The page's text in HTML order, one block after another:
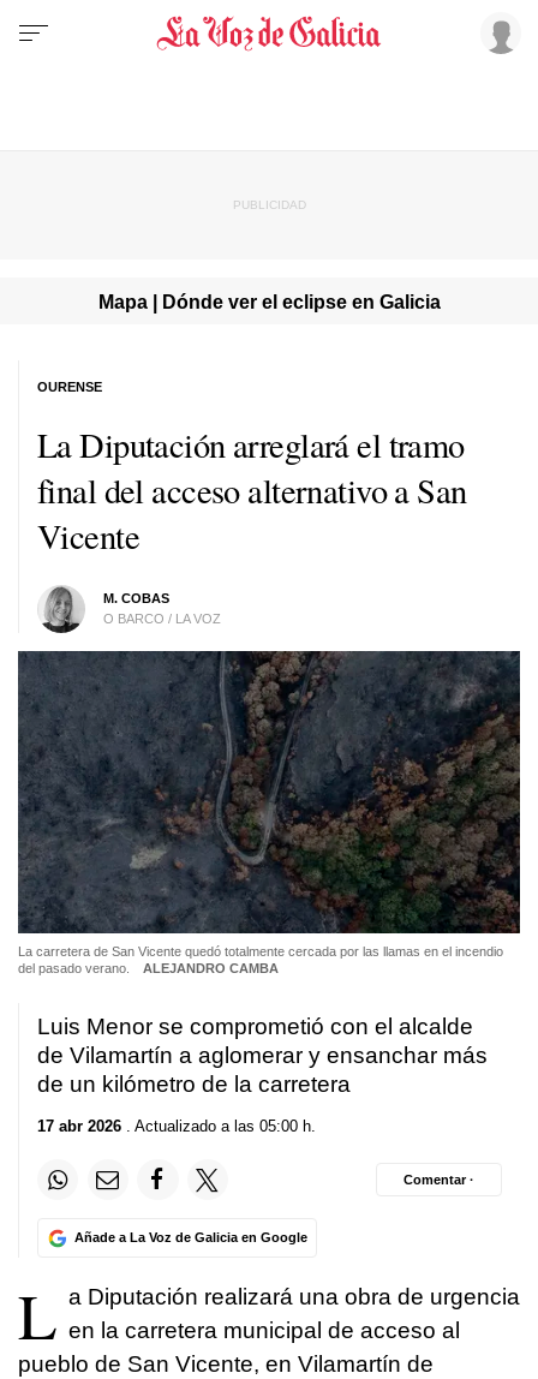
Mapa | Dónde ver el eclipse en Galicia
La Diputación arreglará el tramo
final del acceso alternativo a San
Vicente
M. COBAS
O BARCO / LA VOZ
OURENSE
La carretera de San Vicente quedó totalmente cercada por las llamas en el incendio
del pasado verano.
ALEJANDRO CAMBA
Luis Menor se comprometió con el alcalde
de Vilamartín a aglomerar y ensanchar más
de un kilómetro de la carretera
17 abr 2026 . Actualizado a las 05:00 h.
Añade a La Voz de Galicia en Google
Comentar ·
L a Diputación realizará una obra de urgencia
en la carretera municipal de acceso al
pueblo de San Vicente, en Vilamartín de